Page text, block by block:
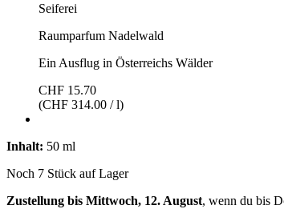
Seiferei
Raumparfum Nadelwald
Ein Ausflug in Österreichs Wälder
CHF 15.70
(CHF 314.00 / l)
Inhalt: 50 ml
Noch 7 Stück auf Lager
Zustellung bis Mittwoch, 12. August, wenn du bis